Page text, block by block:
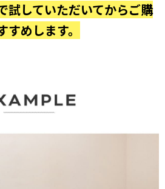
試していただいてからご購
めします。